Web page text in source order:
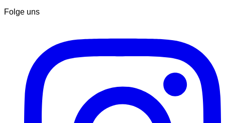
Folge uns